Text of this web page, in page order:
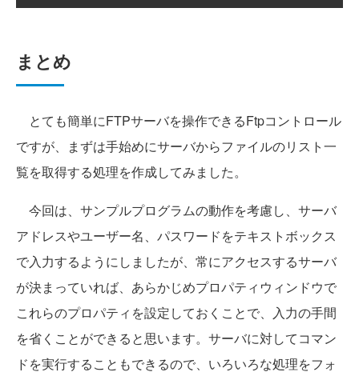
まとめ
とても簡単にFTPサーバを操作できるFtpコントロール
ですが、まずは手始めにサーバからファイルのリスト一
覧を取得する処理を作成してみました。
今回は、サンプルプログラムの動作を考慮し、サーバ
アドレスやユーザー名、パスワードをテキストボックス
で入力するようにしましたが、常にアクセスするサーバ
が決まっていれば、あらかじめプロパティウィンドウで
これらのプロパティを設定しておくことで、入力の手間
を省くことができると思います。サーバに対してコマン
ドを実行することもできるので、いろいろな処理をフォ